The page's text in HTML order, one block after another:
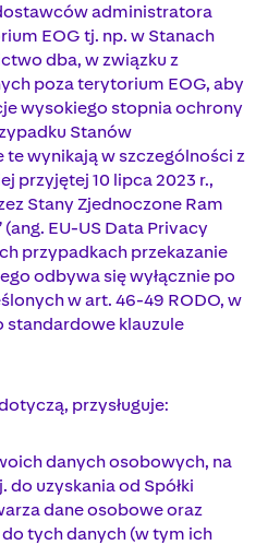
administratora
EOG tj. np. w Stanach
dba, w związku z
poza terytorium EOG, aby
wysokiego stopnia ochrony
Stanów
wynikają w szczególności z
przyjętej 10 lipca 2023 r.,
Stany Zjednoczone Ram
EU-US Data Privacy
przypadkach przekazanie
odbywa się wyłącznie po
w art. 46-49 RODO, w
standardowe klauzule
przysługuje:
danych osobowych, na
do uzyskania od Spółki
dane osobowe oraz
tych danych (w tym ich